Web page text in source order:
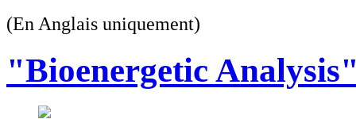
(En Anglais uniquement)
"Bioenergetic